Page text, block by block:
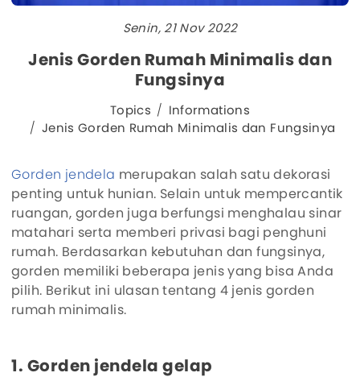
Senin, 21 Nov 2022
Jenis Gorden Rumah Minimalis dan
Fungsinya
Topics
Informations
Jenis Gorden Rumah Minimalis dan Fungsinya
Gorden jendela merupakan salah satu dekorasi
penting untuk hunian. Selain untuk mempercantik
ruangan, gorden juga berfungsi menghalau sinar
matahari serta memberi privasi bagi penghuni
rumah. Berdasarkan kebutuhan dan fungsinya,
gorden memiliki beberapa jenis yang bisa Anda
pilih. Berikut ini ulasan tentang 4 jenis gorden
rumah minimalis.
1. Gorden jendela gelap